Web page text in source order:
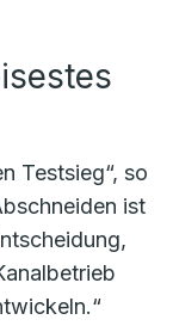
Testsieg“, so
ist